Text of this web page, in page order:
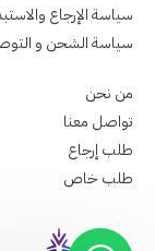
سياسة الإرجاع
سياسة الشحن و
من نحن
تواصل معنا
طلب إرجاع
طلب خاص